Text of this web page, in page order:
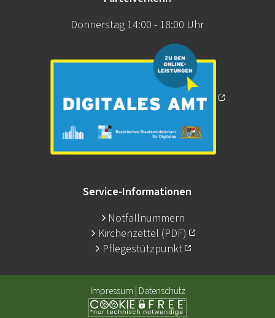
Donnerstag 14:00 - 18:00 Uhr
Service-Informationen
Notfallnummern
Kirchenzettel (PDF)
Pflegestützpunkt
Impressum | Datenschutz